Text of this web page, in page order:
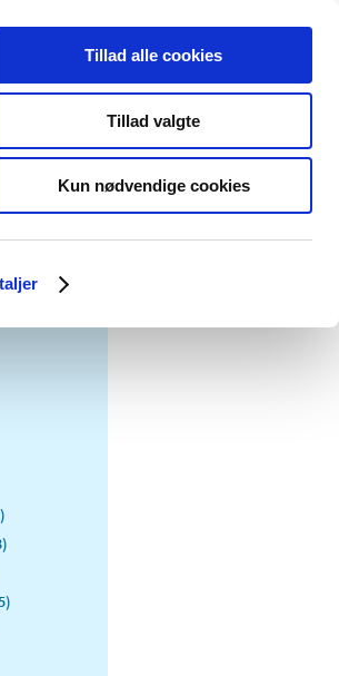
Tillad alle cookies
Tillad valgte
Kun nødvendige cookies